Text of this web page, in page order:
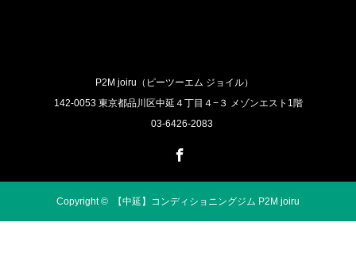
P2M joiru（ピーツーエム ジョイル）
142-0053 東京都品川区中延４丁目４−３ メゾンエスト1階
03-6426-2083
Copyright © 【中延】コンディショニングジム P2M joiru